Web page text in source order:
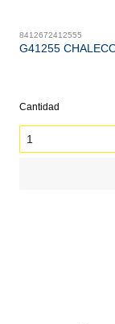
8412672412555
G41255
Cantidad